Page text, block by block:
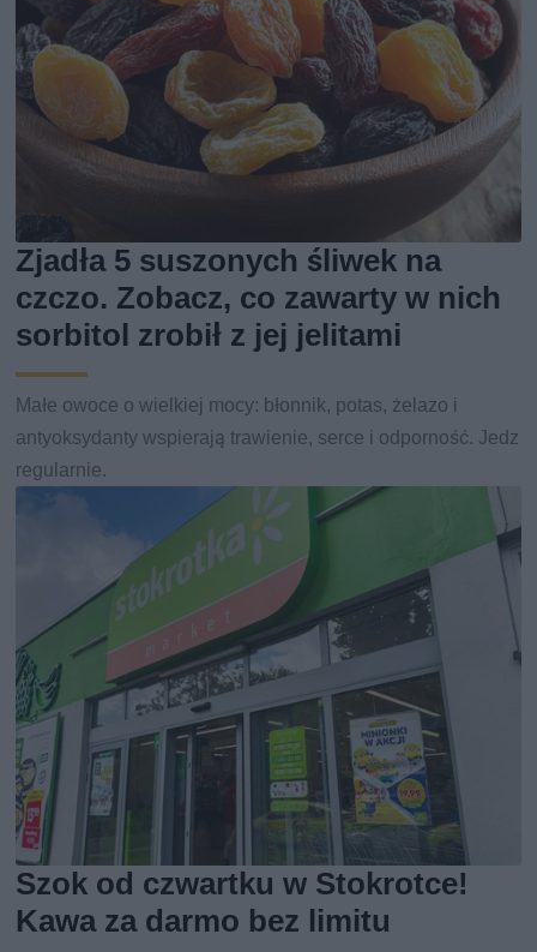
Zjadła 5 suszonych śliwek na
czczo. Zobacz, co zawarty w nich
sorbitol zrobił z jej jelitami
Małe owoce o wielkiej mocy: błonnik, potas, żelazo i
antyoksydanty wspierają trawienie, serce i odporność. Jedz
regularnie.
Szok od czwartku w Stokrotce!
Kawa za darmo bez limitu